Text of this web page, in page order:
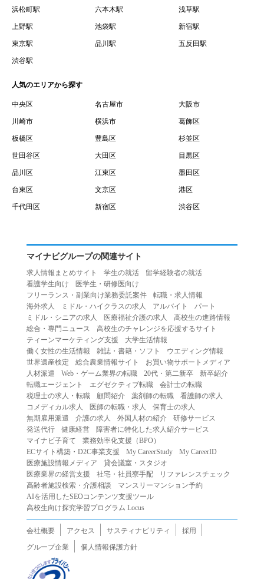
借契約書およびオプション注文書を意味します。
９.「契約期間開始日」とは、定期建物賃貸借契約（以下
「賃貸借契約」と言います）の開始日のことで、利用者の
賃借権が発生する日を意味します。
するために、選んだ物件を保留することを意味します。
１１.「予約情報」とは、物件を予約するために必要な当社
所定の情報を意味します。物件情報や期間、オプション等
１２.「キャンセル」とは、賃貸借契約締結後から契約期間
開始日前までに、利用者が賃貸借契約を解除することを意
味します。
１３.「中途解約」とは、賃貸借契約期間の途中で、利用者
１.利用者は、本サービスを利用する上で次の各号に定める
とします。
（１）重複、虚偽の情報、または自己以外の情報を登録す
る行為
（２）第三者になりすまして本サービスを利用する行為
（３）当社または第三者の著作権等の知的財産権、プライ
バシー、その他の権利を侵害する行為
（４）当社または第三者を誹謗中傷する行為
（５）当社または第三者に不利益を与える行為
（６）営利を目的とした行為
（７）政治・選挙・宗教活動またはそれらに類する行為
（８）本サービスの運営を妨害する行為
（９）法令違反、犯罪行為、または公序良俗に反する行為
（１０）暴力的な要求行為、または法的な責任を超えた不
当な要求行為
（１１）その他当社が不適切であると判断する行為
２.当社は、前項の定めに該当する行為を行った利用者に対
の提供を停止または中断することができるものとします。
第５条（免責）
１.当社は、本サービスの利用（これらに伴う当社または第
三者の情報提供行為等を含みます）により、利用者に生じ
浜松町駅 六本木駅 浅草駅
上野駅 池袋駅 新宿駅
東京駅 品川駅 五反田駅
渋谷駅
人気のエリアから探す
中央区 名古屋市 大阪市
川崎市 横浜市 葛飾区
板橋区 豊島区 杉並区
世田谷区 大田区 目黒区
品川区 江東区 墨田区
台東区 文京区 港区
千代田区 新宿区 渋谷区
マイナビグループの関連サイト
求人情報まとめサイト 学生の就活
留学経験者の就活
看護学生向け
医学生・研修医向け
フリーランス・副業向け業務委託案件
転職・求人情報
海外求人
ミドル・ハイクラスの求人 アルバイト
パート
ミドル・シニアの求人
医療福祉介護の求人
高校生の進路情報
総合・専門ニュース
高校生のチャレンジを応援するサイト
ティーンマーケティング支援
大学生活情報
働く女性の生活情報
雑誌・書籍・ソフト
ウエディング情報
世界遺産検定
総合農業情報サイト
お買い物サポートメディア
人材派遣
Web・ゲーム業界の転職 20代・第二新卒
新卒紹介
転職エージェント
エグゼクティブ転職
会計士の転職
税理士の求人・転職
顧問紹介 薬剤師の転職
看護師の求人
コメディカル求人
医師の転職・求人
保育士の求人
無期雇用派遣
介護の求人 外国人材の紹介
研修サービス
発送代行
健康経営
障害者に特化した求人紹介サービス
マイナビ子育て
業務効率化支援（BPO）
ECサイト構築・D2C事業支援
My CareerStudy
My CareerID
医療施設情報メディア
貸会議室・スタジオ
医療業界の経営支援
社宅・社員寮手配
リファレンスチェック
高齢者施設検索・介護相談
マンスリーマンション予約
AIを活用したSEOコンテンツ支援ツール
高校生向け探究学習プログラム Locus
会社概要 アクセス サスティナビリティ
採用
グループ企業
個人情報保護方針